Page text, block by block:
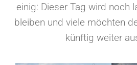
einig: Dieser Tag wird noch
bleiben und viele möchten
künftig weiter